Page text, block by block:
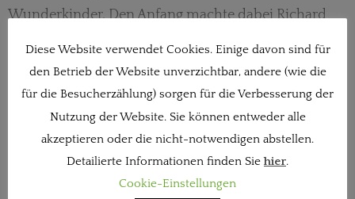
Wunderkinder. Den Anfang machte dabei Richard
er folgende Stellung präsentierte, die in einer in Paris
1863 gespielten Vorgabepartie Morphys gegen
Maurian aufs Brett gekommen war. Weiß am Zug, wie
ist die Stellung einzuschätzen und was soll Weiß
Diese Website verwendet Cookies. Einige davon sind für
den Betrieb der Website unverzichtbar, andere (wie die
für die Besucherzählung) sorgen für die Verbesserung der
Nutzung der Website. Sie können entweder alle
akzeptieren oder die nicht-notwendigen abstellen.
Detailierte Informationen finden Siehier.
Cookie-Einstellungen